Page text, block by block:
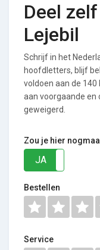
Deel
Lejebil
Schrijf in het
hoofdletters, blijf
voldoen aan de 140
aan voorgaande en
geweigerd.
Zou je hier
JA
Bestellen
Service